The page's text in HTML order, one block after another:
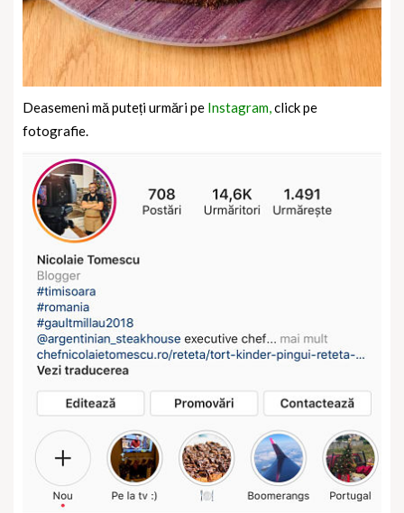
Deasemeni mă puteți urmări pe Instagram,click pe
fotografie.